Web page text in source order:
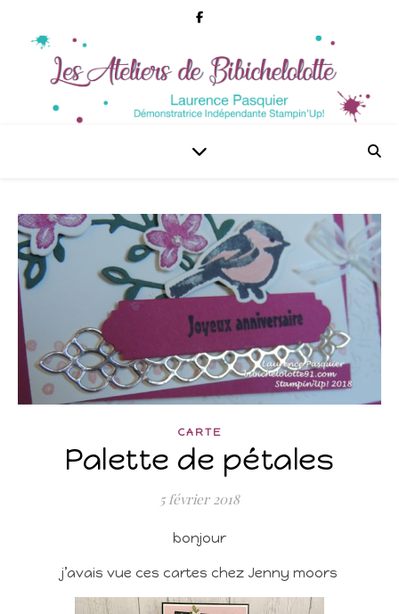
CARTE
Palette de pétales
5 février 2018
bonjour
j’avais vue ces cartes chez Jenny moors